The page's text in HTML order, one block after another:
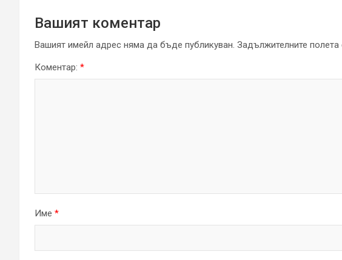
Вашият коментар
Вашият имейл адрес няма да бъде публикуван. Задължителните полета
Коментар: *
Име *